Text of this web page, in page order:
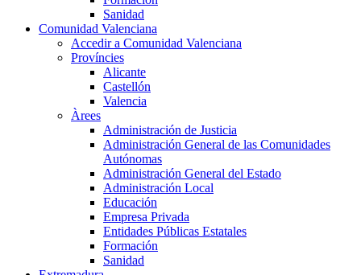
Sanidad
Comunidad Valenciana
Accedir a Comunidad Valenciana
Províncies
Alicante
Castellón
Valencia
Àrees
Administración de Justicia
Administración General de las Comunidades
Autónomas
Administración General del Estado
Administración Local
Educación
Empresa Privada
Entidades Públicas Estatales
Formación
Sanidad